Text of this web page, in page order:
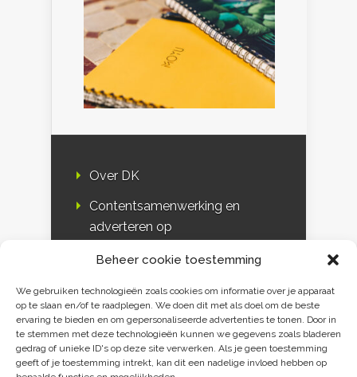
Beheer cookie toestemming
We gebruiken technologieën zoals cookies om informatie over je apparaat
op te slaan en/of te raadplegen. We doen dit met als doel om de beste
ervaring te bieden en om gepersonaliseerde advertenties te tonen. Door in
te stemmen met deze technologieën kunnen we gegevens zoals bladeren
gedrag of unieke ID's op deze site verwerken. Als je geen toestemming
geeft of je toestemming intrekt, kan dit een nadelige invloed hebben op
Over DK
Contentsamenwerking en
adverteren op
DK & media
Disclaimer
Privacy verklaring